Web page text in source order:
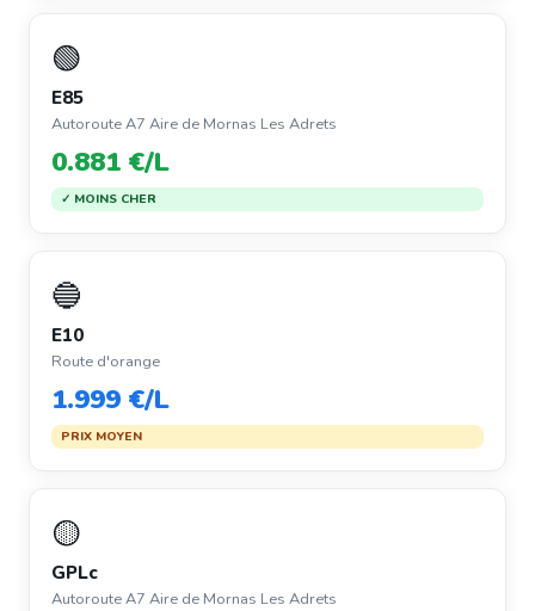
🟢
E85
Autoroute A7 Aire de Mornas Les Adrets
0.881 €/L
✓ MOINS CHER
🔵
E10
Route d'orange
1.999 €/L
PRIX MOYEN
🟡
GPLc
Autoroute A7 Aire de Mornas Les Adrets